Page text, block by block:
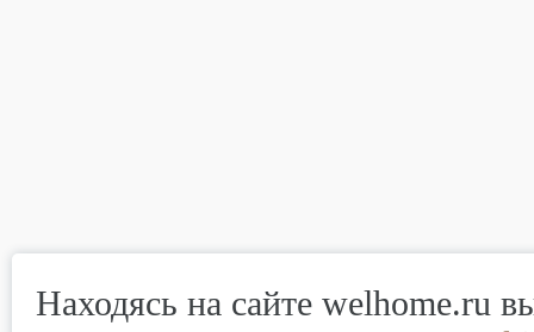
Находясь на сайте welhome.ru